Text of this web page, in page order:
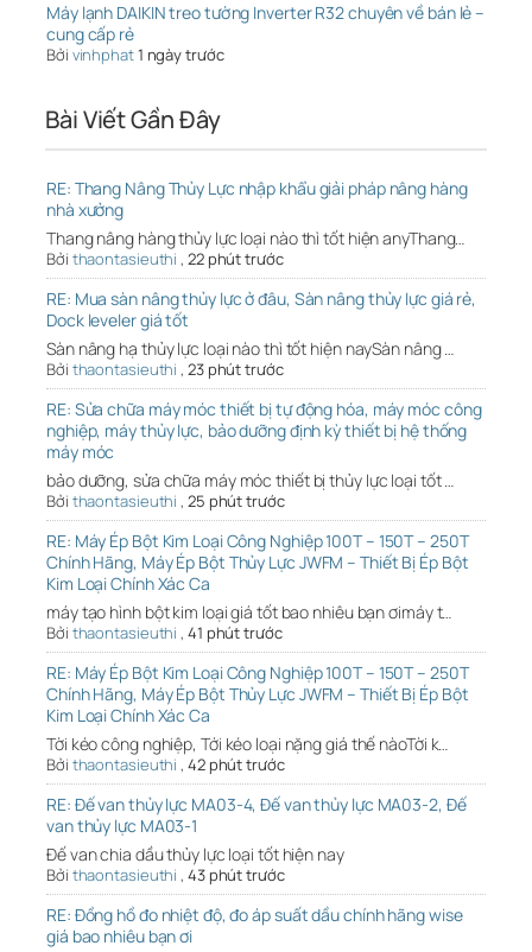
Máy lạnh DAIKIN treo tường Inverter R32 chuyên về bán lẻ –
cung cấp rẻ
Bởi vinhphat1 ngày trước
Bài Viết Gần Đây
RE: Thang Nâng Thủy Lực nhập khẩu giải pháp nâng hàng
nhà xưởng
Thang nâng hàng thủy lực loại nào thì tốt hiện anyThang…
Bởi thaontasieuthi , 22 phút trước
RE: Mua sàn nâng thủy lực ở đâu, Sàn nâng thủy lực giá rẻ,
Dock leveler giá tốt
Sàn nâng hạ thủy lực loại nào thì tốt hiện naySàn nâng …
Bởi thaontasieuthi , 23 phút trước
RE: Sửa chữa máy móc thiết bị tự động hóa, máy móc công
nghiệp, máy thủy lực, bảo dưỡng định kỳ thiết bị hệ thống
máy móc
bảo dưỡng, sửa chữa máy móc thiết bị thủy lực loại tốt …
Bởi thaontasieuthi , 25 phút trước
RE: Máy Ép Bột Kim Loại Công Nghiệp 100T – 150T – 250T
Chính Hãng, Máy Ép Bột Thủy Lực JWFM – Thiết Bị Ép Bột
Kim Loại Chính Xác Ca
máy tạo hình bột kim loại giá tốt bao nhiêu bạn ơimáy t…
Bởi thaontasieuthi , 41 phút trước
RE: Máy Ép Bột Kim Loại Công Nghiệp 100T – 150T – 250T
Chính Hãng, Máy Ép Bột Thủy Lực JWFM – Thiết Bị Ép Bột
Kim Loại Chính Xác Ca
Tời kéo công nghiệp, Tới kéo loại nặng giá thế nàoTời k…
Bởi thaontasieuthi , 42 phút trước
RE: Đế van thủy lực MA03-4, Đế van thủy lực MA03-2, Đế
van thủy lực MA03-1
Đế van chia dầu thủy lực loại tốt hiện nay
Bởi thaontasieuthi , 43 phút trước
RE: Đồng hồ đo nhiệt độ, đo áp suất dầu chính hãng wise
giá bao nhiêu bạn ơi